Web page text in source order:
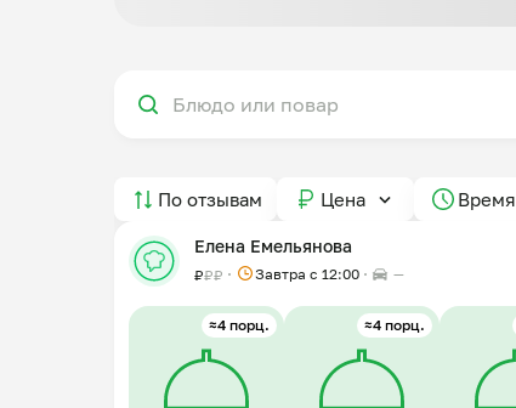
По отзывам Цена Время
Елена Емельянова
₽₽₽ Завтра c 12:00 —
≈4 порц. ≈4 порц.